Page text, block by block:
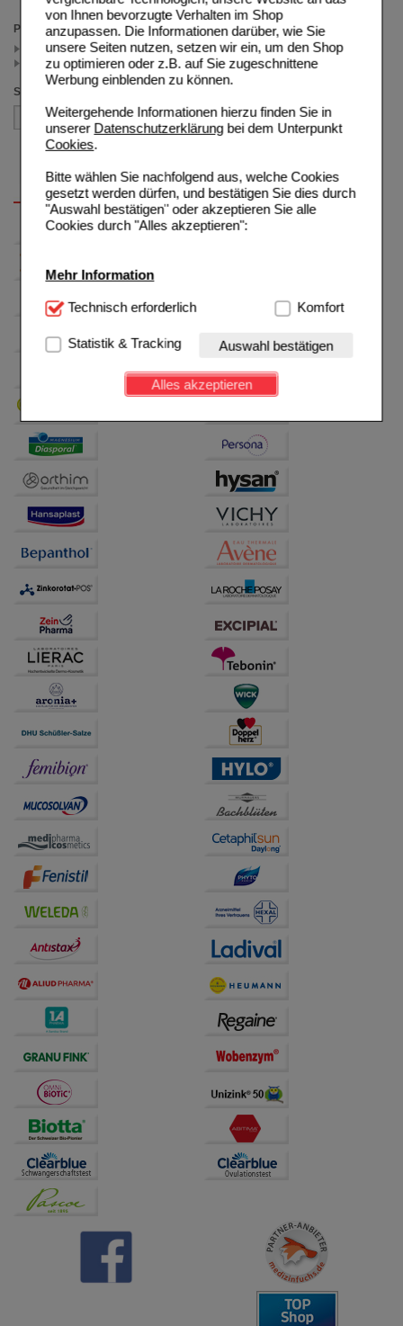
von Ihnen bevorzugte Verhalten im Shop
anzupassen. Die Informationen darüber, wie Sie
unsere Seiten nutzen, setzen wir ein, um den Shop
zu optimieren oder z.B. auf Sie zugeschnittene
Werbung einblenden zu können.
Weitergehende Informationen hierzu finden Sie in
unserer Datenschutzerklärungbei dem Unterpunkt
Cookies.
Bitte wählen Sie nachfolgend aus, welche Cookies
gesetzt werden dürfen, und bestätigen Sie dies durch
"Auswahl bestätigen" oder akzeptieren Sie alle
Cookies durch "Alles akzeptieren":
Mehr Information
Technisch Notwendig:Hierbei handelt es sich um
Website notwendig sind (z.B. Navigation, Warenkorb,
Kundenkonto), weshalb auf diese nicht verzichtet
werden kann.
Einkaufserlebnis noch ansprechender zu gestalten,
beispielsweise für die Wiedererkennung des
Besuchers oder unsere Seite an bevorzugte
Verhaltensweisen (z.B. Spracheinstellung)
anzupassen. Komfort-Cookies ermöglichen es uns
anzuzeigen und unser Partnerprogramm zu
Hierüber lassen sich
Informationen über die Art und Weise der Nutzung
unserer Website sammeln, mit deren Hilfe wir unsere
Website weiter für Sie optimieren können, den Inhalt
auf unserer Website aber auch die Werbung auf
Drittseiten möglichst relevant für Sie zu gestalten.
Bitte beachten Sie, dass Daten hierfür teilweise an
Dritte wie z.B. Google oder soziale Medien
übertragen werden.
Technisch erforderlich Komfort
Statistik & Tracking Auswahl bestätigen
Alles akzeptieren
Preis
< 19.00 (2)
>= 19.00 (1)
Sortieren nach